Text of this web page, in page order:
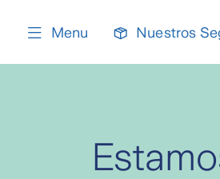
Menu Nuestros